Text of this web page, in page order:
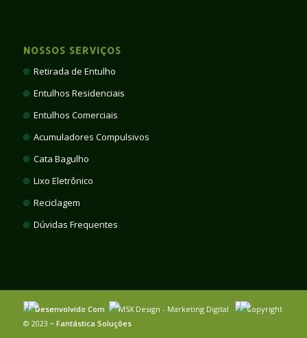
NOSSOS SERVIÇOS
Retirada de Entulho
Entulhos Residenciais
Entulhos Comerciais
Acumuladores Compulsivos
Cata Bagulho
Lixo Eletrônico
Reciclagem
Dúvidas Frequentes
Desenvolvido Com MSX Design - Marketing Digital
Copyright
© 2023 ~ Fantástica Soluções